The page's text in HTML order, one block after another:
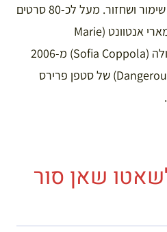
במשך 6 שנים לצורך שיפוץ, שימור ושחזור. מעל לכ-80 סרטים
צולמו בסור מארנה ביניהם מארי אנטוונט (Marie
Antoinette) של סופיה קופולה (Sofia Coppola) מ-2006
ויחסים מסוכנים (Dangerous Liaisons) של סטפן פרירס
שאן סור